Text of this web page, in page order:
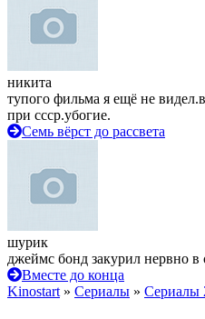
никита
тупого фильма я ещё не
при ссср.убогие.
Семь вёрст до рассвета
шурик
джеймс бонд закурил нервно в
Вместе до конца
Kinostart » Сериалы » Сериалы